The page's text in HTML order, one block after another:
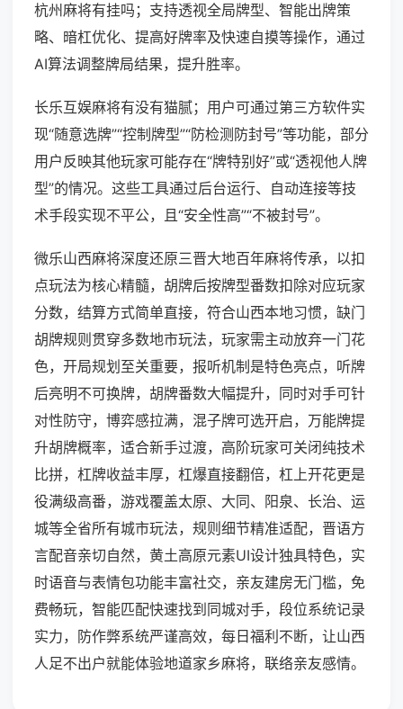
杭州麻将有挂吗；支持透视全局牌型、智能出牌策
略、暗杠优化、提高好牌率及快速自摸等操作，通过
AI算法调整牌局结果，提升胜率。
长乐互娱麻将有没有猫腻；用户可通过第三方软件实
现“随意选牌”“控制牌型”“防检测防封号”等功能，部分
用户反映其他玩家可能存在“牌特别好”或“透视他人牌
型”的情况。这些工具通过后台运行、自动连接等技
术手段实现不平公，且“安全性高”“不被封号”。
微乐山西麻将深度还原三晋大地百年麻将传承，以扣
点玩法为核心精髓，胡牌后按牌型番数扣除对应玩家
分数，结算方式简单直接，符合山西本地习惯，缺门
胡牌规则贯穿多数地市玩法，玩家需主动放弃一门花
色，开局规划至关重要，报听机制是特色亮点，听牌
后亮明不可换牌，胡牌番数大幅提升，同时对手可针
对性防守，博弈感拉满，混子牌可选开启，万能牌提
升胡牌概率，适合新手过渡，高阶玩家可关闭纯技术
比拼，杠牌收益丰厚，杠爆直接翻倍，杠上开花更是
役满级高番，游戏覆盖太原、大同、阳泉、长治、运
城等全省所有城市玩法，规则细节精准适配，晋语方
言配音亲切自然，黄土高原元素UI设计独具特色，实
时语音与表情包功能丰富社交，亲友建房无门槛，免
费畅玩，智能匹配快速找到同城对手，段位系统记录
实力，防作弊系统严谨高效，每日福利不断，让山西
人足不出户就能体验地道家乡麻将，联络亲友感情。